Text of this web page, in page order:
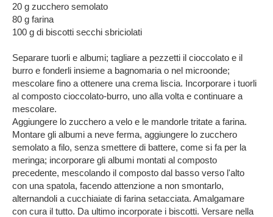
20 g zucchero semolato
80 g farina
100 g di biscotti secchi sbriciolati
Separare tuorli e albumi; tagliare a pezzetti il cioccolato e il
burro e fonderli insieme a bagnomaria o nel microonde;
mescolare fino a ottenere una crema liscia. Incorporare i tuorli
al composto cioccolato-burro, uno alla volta e continuare a
mescolare.
Aggiungere lo zucchero a velo e le mandorle tritate a farina.
Montare gli albumi a neve ferma, aggiungere lo zucchero
semolato a filo, senza smettere di battere, come si fa per la
meringa; incorporare gli albumi montati al composto
precedente, mescolando il composto dal basso verso l'alto
con una spatola, facendo attenzione a non smontarlo,
alternandoli a cucchiaiate di farina setacciata. Amalgamare
con cura il tutto. Da ultimo incorporate i biscotti. Versare nella